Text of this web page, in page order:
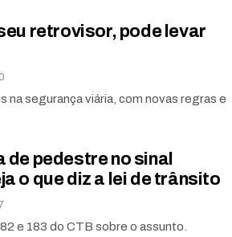
retrovisor, pode levar
na segurança viária, com novas regras e
de pedestre no sinal
o que diz a lei de trânsito
e 183 do CTB sobre o assunto.